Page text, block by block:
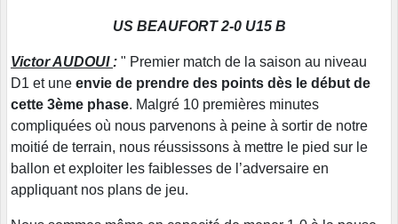
US BEAUFORT 2-0 U15 B
Victor AUDOUI : " Premier match de la saison au niveau
D1 et une envie de prendre des points dès le début de
cette 3ème phase. Malgré 10 premières minutes
compliquées où nous parvenons à peine à sortir de notre
moitié de terrain, nous réussissons à mettre le pied sur le
ballon et exploiter les faiblesses de l’adversaire en
appliquant nos plans de jeu.